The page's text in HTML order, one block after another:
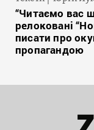
“Читаємо вас
релоковані
писати про
пропагандою